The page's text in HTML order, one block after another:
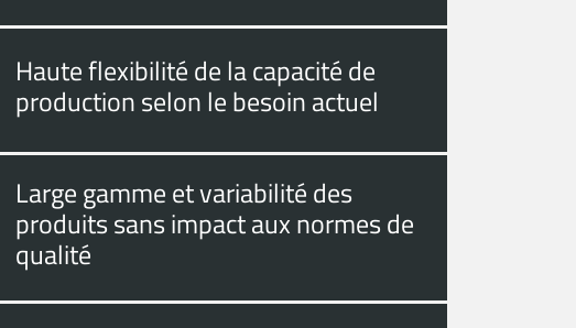
Haute flexibilité de la capacité de
production selon le besoin actuel
Large gamme et variabilité des
produits sans impact aux normes de
qualité